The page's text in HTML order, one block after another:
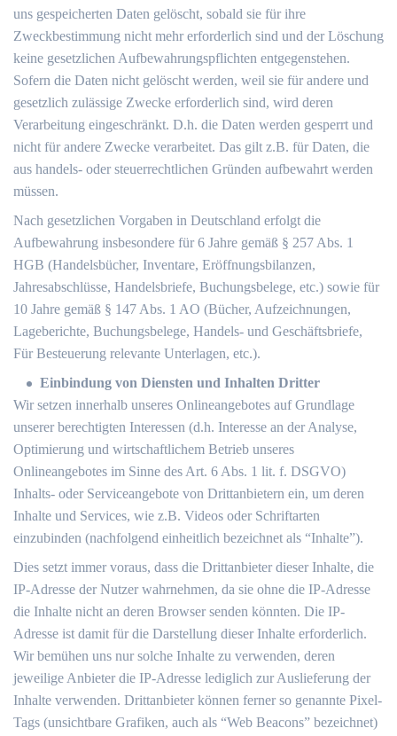
uns gespeicherten Daten gelöscht, sobald sie für ihre
Zweckbestimmung nicht mehr erforderlich sind und der Löschung
keine gesetzlichen Aufbewahrungspflichten entgegenstehen.
Sofern die Daten nicht gelöscht werden, weil sie für andere und
gesetzlich zulässige Zwecke erforderlich sind, wird deren
Verarbeitung eingeschränkt. D.h. die Daten werden gesperrt und
nicht für andere Zwecke verarbeitet. Das gilt z.B. für Daten, die
aus handels- oder steuerrechtlichen Gründen aufbewahrt werden
müssen.
Nach gesetzlichen Vorgaben in Deutschland erfolgt die
Aufbewahrung insbesondere für 6 Jahre gemäß § 257 Abs. 1
HGB (Handelsbücher, Inventare, Eröffnungsbilanzen,
Jahresabschlüsse, Handelsbriefe, Buchungsbelege, etc.) sowie für
10 Jahre gemäß § 147 Abs. 1 AO (Bücher, Aufzeichnungen,
Lageberichte, Buchungsbelege, Handels- und Geschäftsbriefe,
Für Besteuerung relevante Unterlagen, etc.).
Einbindung von Diensten und Inhalten Dritter
Wir setzen innerhalb unseres Onlineangebotes auf Grundlage
unserer berechtigten Interessen (d.h. Interesse an der Analyse,
Optimierung und wirtschaftlichem Betrieb unseres
Onlineangebotes im Sinne des Art. 6 Abs. 1 lit. f. DSGVO)
Inhalts- oder Serviceangebote von Drittanbietern ein, um deren
Inhalte und Services, wie z.B. Videos oder Schriftarten
einzubinden (nachfolgend einheitlich bezeichnet als “Inhalte”).
Dies setzt immer voraus, dass die Drittanbieter dieser Inhalte, die
IP-Adresse der Nutzer wahrnehmen, da sie ohne die IP-Adresse
die Inhalte nicht an deren Browser senden könnten. Die IP-
Adresse ist damit für die Darstellung dieser Inhalte erforderlich.
Wir bemühen uns nur solche Inhalte zu verwenden, deren
jeweilige Anbieter die IP-Adresse lediglich zur Auslieferung der
Inhalte verwenden. Drittanbieter können ferner so genannte Pixel-
Tags (unsichtbare Grafiken, auch als “Web Beacons” bezeichnet)